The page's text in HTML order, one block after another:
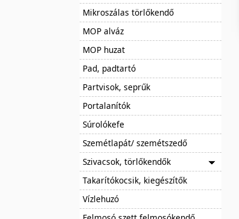
Mikroszálas törlőkendő
MOP alváz
MOP huzat
Pad, padtartó
Partvisok, seprűk
Portalanítók
Súrolókefe
Szemétlapát/ szemétszedő
Szivacsok, törlőkendők
Takarítókocsik, kiegészítők
Vízlehuzó